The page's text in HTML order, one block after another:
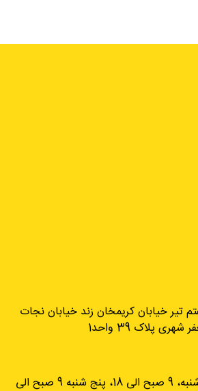
تیر خیابان کریمخان زند خیابان نجات
پلاک 39 واحد1
از شنبه تا چهارشنبه، 9 صبح الی 18، پنج شنبه 9 صبح الی